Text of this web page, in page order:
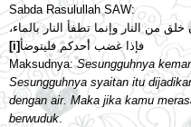
Sabda Rasulullah SAW:
النار وإنما تطفأ النار بالماء،
فإذا غضب أحدكم فليتوضأ[i]
Maksudnya:Sesungguhnya
Sesungguhnya syaitan itu
dengan air. Maka jika kamu
berwuduk.